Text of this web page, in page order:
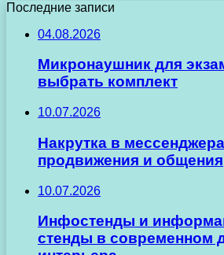
Последние записи
04.08.2026
Микронаушник для
выбрать комплект
10.07.2026
Накрутка в
продвижения и общения
10.07.2026
Инфостенды и
стенды в современном